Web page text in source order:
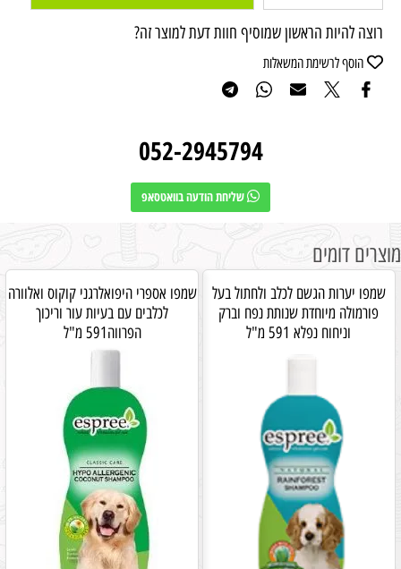
רוצה להיות הראשון שמוסיף חוות דעת למוצר זה?
הוסף לרשימת המשאלות
052-2945794
שליחת הודעה בוואטסאפ
מוצרים דומים
שמפו יערות הגשם לכלב ולחתול בעל
פורמולה מיוחדת שנותת נפח וברק
וניחוח נפלא 591 מ"ל
שמפו אספרי היפואלרגני קוקוס ואלוורה
לכלבים עם בעיות עור וריכוך
הפרווה591 מ"ל